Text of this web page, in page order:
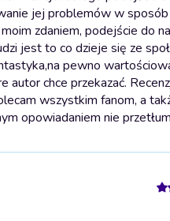
jej problemów w
zdaniem, podejście do
jest to co dzieje się ze
pewno
autor chce przekazać.
wszystkim fanom, a
opowiadaniem nie